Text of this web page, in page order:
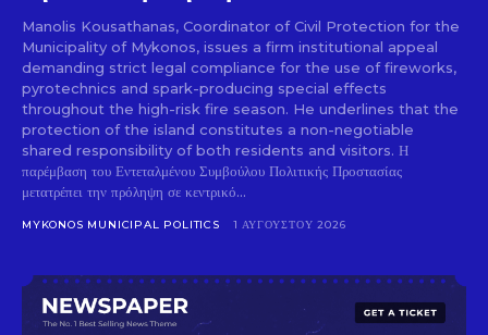
Manolis Kousathanas, Coordinator of Civil Protection for the
Municipality of Mykonos, issues a firm institutional appeal
demanding strict legal compliance for the use of fireworks,
pyrotechnics and spark-producing special effects
throughout the high-risk fire season. He underlines that the
protection of the island constitutes a non-negotiable
shared responsibility of both residents and visitors. Η
παρέμβαση του Εντεταλμένου Συμβούλου Πολιτικής Προστασίας
μετατρέπει την πρόληψη σε κεντρικό...
MYKONOS MUNICIPAL POLITICS 1 ΑΥΓΟΎΣΤΟΥ 2026